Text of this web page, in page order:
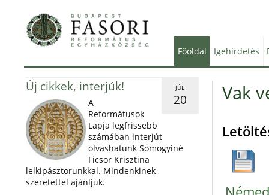
Főoldal Igehirdetés
JÚL
20
Új cikkek, interjúk!
A
Reformátusok
Lapja legfrissebb
számában interjút
olvashatunk Somogyiné
Ficsor Krisztina
lelkipásztorunkkal. Mindenkinek
szeretettel ajánljuk.
Vak